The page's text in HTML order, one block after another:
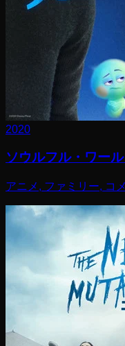
2020
ソウルフル・ワー
アニメ, ファミリー, コ